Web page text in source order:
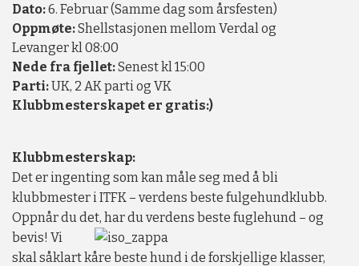
Dato:6. Februar (Samme dag som årsfesten)
Oppmøte:Shellstasjonen mellom Verdal og
Levanger kl 08:00
Nede fra fjellet:Senest kl 15:00
Parti:UK, 2 AK parti og VK
Klubbmesterskapet er gratis:)
Klubbmesterskap:
Det er ingenting som kan måle seg med å bli
klubbmester i ITFK – verdens beste fulgehundklubb.
Oppnår du det, har du verdens beste fuglehund – og
bevis! Vi
skal såklart kåre beste hund i de forskjellige klasser,